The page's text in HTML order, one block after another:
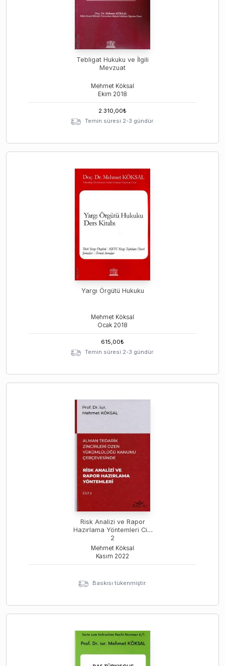
Tebligat Hukuku ve İlgili
Mevzuat
Mehmet Köksal
Ekim 2018
2.310,00₺
Temin süresi 2-3 gündür.
Yargı Örgütü Hukuku
Mehmet Köksal
Ocak 2018
615,00₺
Temin süresi 2-3 gündür.
Risk Analizi ve Rapor
Hazırlama Yöntemleri Cilt:
2
Mehmet Köksal
Kasım 2022
Baskısı tükenmiştir.